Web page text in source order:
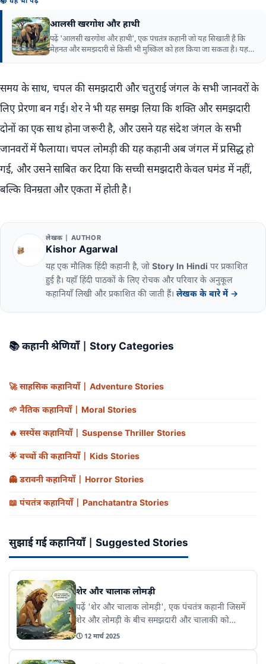
आलसी खरगोश और हाथी
पढ़ें 'आलसी खरगोश और हाथी', एक पंचतंत्र कहानी जो यह सिखाती है कि
मेहनत और समझदारी से किसी भी मुश्किल को हल किया जा सकता है। यह
समय के साथ, चपल की समझदारी और चतुराई जंगल के सभी जानवरों के
लिए प्रेरणा बन गई। शेर ने भी यह समझ लिया कि शक्ति और समझदारी
दोनों का एक साथ होना जरूरी है, और उसने यह संदेश जंगल के सभी
जानवरों में फैलाया। चपल लोमड़ी की यह कहानी अब जंगल में प्रसिद्ध हो
गई, और उसने साबित कर दिया कि सच्ची समझदारी केवल घमंड में नहीं,
बल्कि विनम्रता और एकता में होती है।
लेखक | AUTHOR
Kishor Agarwal
यह एक मौलिक हिंदी कहानी है, जो Story In Hindi पर प्रकाशित
हुई है। यहाँ हिंदी पाठकों के लिए रोचक और परिवार के अनुकूल
कहानियाँ लिखी और प्रकाशित की जाती हैं। लेखक के बारे में →
📚कहानी श्रेणियाँ | Story Categories
🚀साहसिक कहानियाँ | Adventure Stories
🌱 नैतिक कहानियाँ | Moral Stories
🔥 सस्पेंस कहानियाँ | Suspense Thriller Stories
🌟 बच्चों की कहानियाँ | Kids Stories
👻 डरावनी कहानियाँ | Horror Stories
📖 पंचतंत्र कहानियाँ | Panchatantra Stories
सुझाई गई कहानियाँ | Suggested Stories
शेर और चालाक लोमड़ी
पढ़ें 'शेर और चालाक लोमड़ी', एक पंचतंत्र कहानी जिसमें
शेर और लोमड़ी के बीच समझदारी और चालाकी को
दर्शाया गया है। यह कहानी हमें सिखाती है कि किसी भी
समस्या का समाधान समझदारी से किया जा सकता है।
🕔12 मार्च 2025